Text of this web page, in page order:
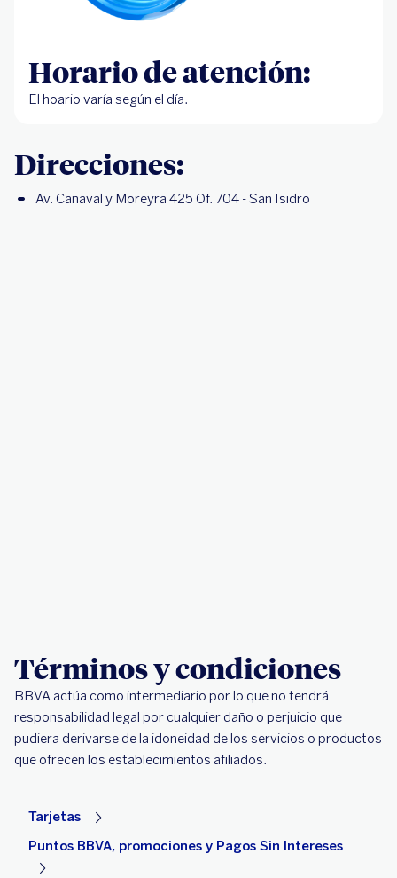
Horario de atención:
El hoario varía según el día.
Direcciones:
Av. Canaval y Moreyra 425 Of. 704 - San Isidro
Términos y condiciones
BBVA actúa como intermediario por lo que no tendrá
responsabilidad legal por cualquier daño o perjuicio que
pudiera derivarse de la idoneidad de los servicios o productos
que ofrecen los establecimientos afiliados.
Tarjetas
Puntos BBVA, promociones y Pagos Sin Intereses